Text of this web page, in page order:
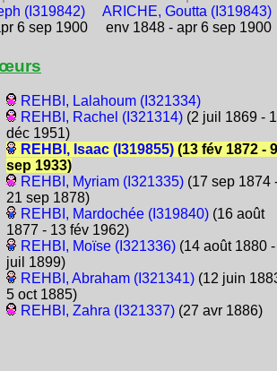
(I319842)
6 sep 1900
ARICHE, Goutta (I319843)
env 1848 - apr 6 sep 1900
REHBI, Lalahoum (I321334)
REHBI, Rachel (I321314)(2 juil 1869 -
déc 1951)
REHBI, Isaac (I319855)(13 fév 1872 - 9
sep 1933)
REHBI, Myriam (I321335)(17 sep 1874
21 sep 1878)
REHBI, Mardochée (I319840)(16 août
1877 - 13 fév 1962)
REHBI, Moïse (I321336)(14 août 1880 -
juil 1899)
REHBI, Abraham (I321341)(12 juin
5 oct 1885)
REHBI, Zahra (I321337)(27 avr 1886)